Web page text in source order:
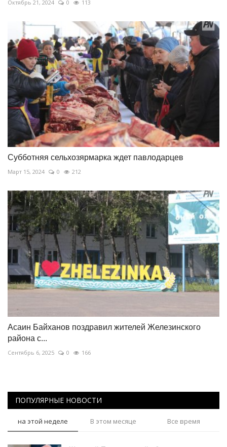
Октябрь 21, 2024 0 113
Субботняя сельхозярмарка ждет павлодарцев
Март 15, 2024 0 212
Асаин Байханов поздравил жителей Железинского
района с...
Сентябрь 6, 2025 0 166
ПОПУЛЯРНЫЕ НОВОСТИ
на этой неделе В этом месяце Все время